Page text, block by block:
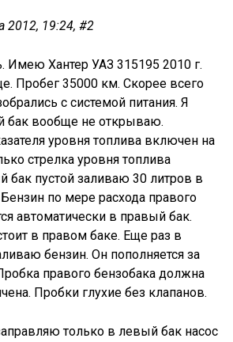
2012, 19:24, #2
Имею Хантер УАЗ 315195 2010 г.
Пробег 35000 км. Скорее всего
с системой питания. Я
бак вообще не открываю.
уровня топлива включен на
стрелка уровня топлива
бак пустой заливаю 30 литров в
по мере расхода правого
автоматически в правый бак.
в правом баке. Еще раз в
бензин. Он пополняется за
правого бензобака должна
Пробки глухие без клапанов.
только в левый бак насос